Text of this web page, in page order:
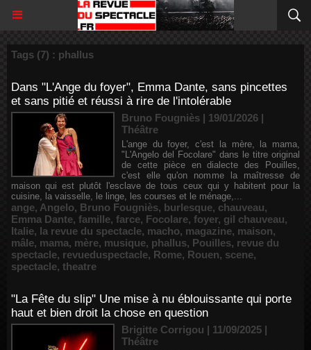
Tags (7) : phallus
Dans "L'Ange du foyer", Emma Dante, sans pincettes
et sans pitié et réussi à rire de l'intolérable
Bruno Fougniès | 19/01/2026 |
Théâtre
L'ange du foyer, c'est la mère, la mama,
"L'Angelo del Focolare" dans le titre original
de cette pièce en dialecte des Pouilles,
c'est elle qu'on nomme la maîtresse de
maison qui est plutôt l'esclave de tous ceux qui y habitent pour la
cuisine, la vaisselle, le linge, les courses et le ménage,...
ange, Angelo, Bruno Fougniès, burlesque, chauveau,
Emma Dante, famille, farce, Focolare, foyer, gil chauveau,
Italie, la revue du spectacle, macho, magazine, maison,
mâle, mama, mère, musique, phallus, Pouilles, revue du
spectacle, revueduspectacle, Rome, Rouen, scene,
spectacle, theatre
"La Fête du slip" Une mise à nu éblouissante qui porte
haut et bien droit la chose en question
Brigitte Corrigou | 11/09/2025 |
Théâtre